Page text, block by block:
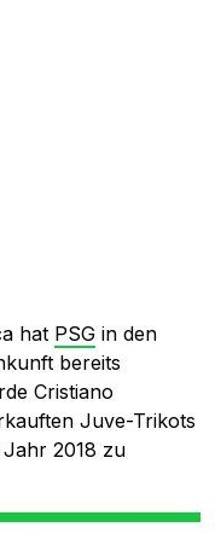
hat PSG in den
bereits
Cristiano
Juve-Trikots
2018 zu